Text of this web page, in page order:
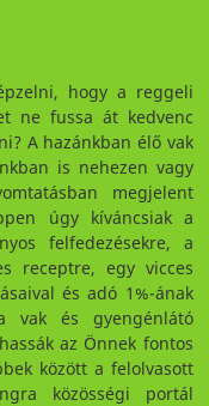
hogy a reggeli
ne fussa át kedvenc
A hazánkban élő vak
is nehezen vagy
megjelent
úgy kíváncsiak a
felfedezésekre, a
receptre, egy vicces
és adó 1%-ának
vak és gyengénlátó
az Önnek fontos
között a felolvasott
közösségi portál